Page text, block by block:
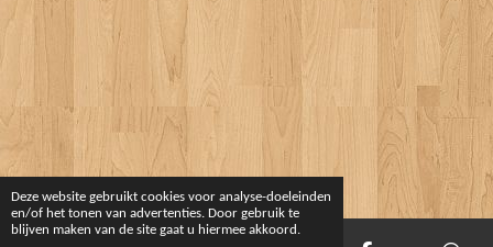
Deze website gebruikt cookies voor analyse-doeleinden
en/of het tonen van advertenties. Door gebruik te
blijven maken van de site gaat u hiermee akkoord.